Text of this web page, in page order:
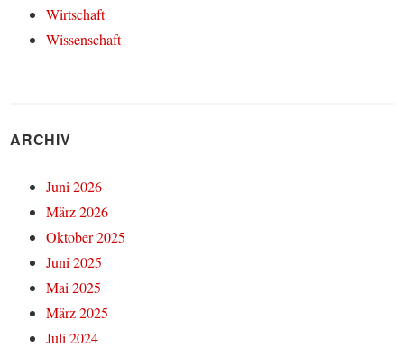
Wirtschaft
Wissenschaft
ARCHIV
Juni 2026
März 2026
Oktober 2025
Juni 2025
Mai 2025
März 2025
Juli 2024